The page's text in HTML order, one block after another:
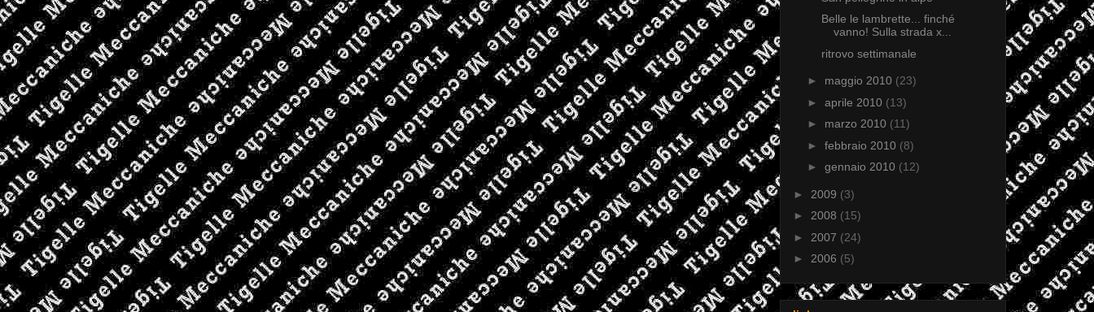
Belle le lambrette... finché
vanno! Sulla strada x...
ritrovo settimanale
► maggio 2010 (23)
► aprile 2010 (13)
► marzo 2010 (11)
► febbraio 2010 (8)
► gennaio 2010 (12)
► 2009 (3)
► 2008 (15)
► 2007 (24)
► 2006 (5)